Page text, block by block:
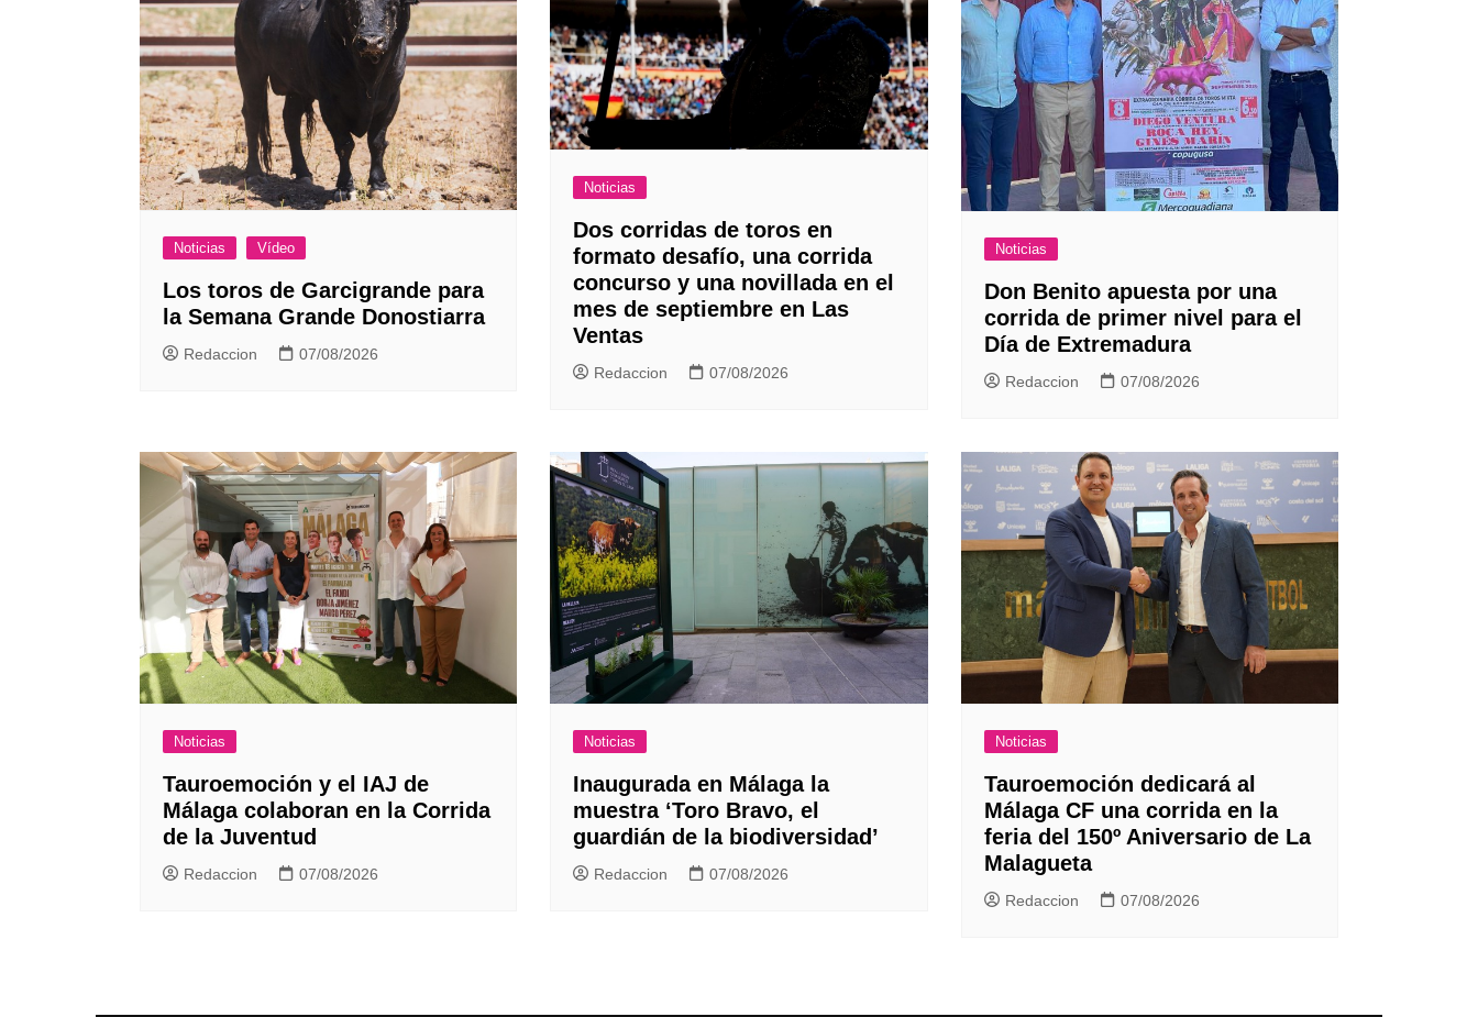
Noticias Vídeo
Los toros de Garcigrande para
la Semana Grande Donostiarra
Redaccion 07/08/2026
Noticias
Dos corridas de toros en
formato desafío, una corrida
concurso y una novillada en el
mes de septiembre en Las
Ventas
Redaccion 07/08/2026
Noticias
Don Benito apuesta por una
corrida de primer nivel para el
Día de Extremadura
Redaccion 07/08/2026
Noticias
Tauroemoción y el IAJ de
Málaga colaboran en la Corrida
de la Juventud
Redaccion 07/08/2026
Noticias
Inaugurada en Málaga la
muestra ‘Toro Bravo, el
guardián de la biodiversidad’
Redaccion 07/08/2026
Noticias
Tauroemoción dedicará al
Málaga CF una corrida en la
feria del 150º Aniversario de La
Malagueta
Redaccion 07/08/2026